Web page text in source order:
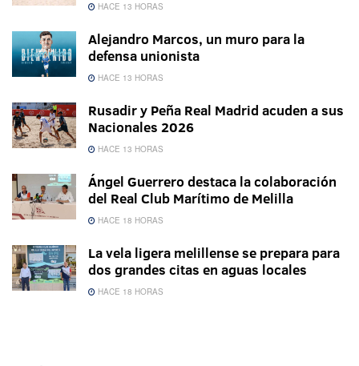
HACE 13 HORAS
Alejandro Marcos, un muro para la
defensa unionista
HACE 13 HORAS
Rusadir y Peña Real Madrid acuden a sus
Nacionales 2026
HACE 13 HORAS
Ángel Guerrero destaca la colaboración
del Real Club Marítimo de Melilla
HACE 18 HORAS
La vela ligera melillense se prepara para
dos grandes citas en aguas locales
HACE 18 HORAS